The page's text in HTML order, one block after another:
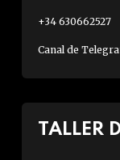
+34 630662527
Canal de
TALLER